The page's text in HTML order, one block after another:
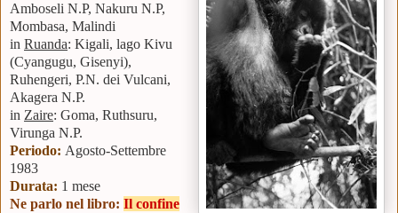
Amboseli N.P, Nakuru N.P,
Mombasa, Malindi
in Ruanda: Kigali, lago Kivu
(Cyangugu, Gisenyi),
Ruhengeri, P.N. dei Vulcani,
Akagera N.P.
in Zaire: Goma, Ruthsuru,
Virunga N.P.
Periodo: Agosto-Settembre
1983
Durata: 1 mese
Ne parlo nel libro: Il confine